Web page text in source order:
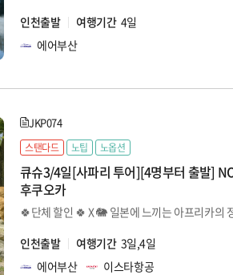
인천출발
여행기간 4일
에어부산
JKP074
스탠다드 노팁 노옵션
큐슈3/4일[사파리 투어][4명부터 출발]
후쿠오카
🍀단체 할인 🍀 X 🐘 일본에 느끼는 아프리카의
인천출발
여행기간 3일,4일
에어부산
이스타항공